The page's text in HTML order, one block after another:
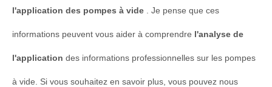
l'application des pompes à vide . Je pense que ces
informations peuvent vous aider à comprendre l'analyse de
l'application des informations professionnelles sur les pompes
à vide. Si vous souhaitez en savoir plus, vous pouvez nous